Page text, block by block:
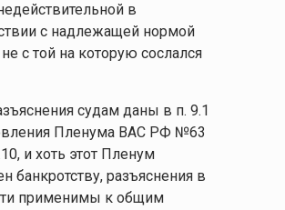
в
с надлежащей нормой
с той на которую сослался
судам даны в п. 9.1
Пленума ВАС РФ №63
и хоть этот Пленум
банкротству, разъяснения в
применимы к общим